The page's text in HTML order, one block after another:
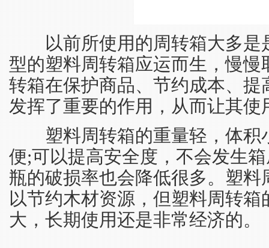
以前所使用的周转箱大多是
型的塑料周转箱应运而生，慢慢
转箱在保护商品、节约成本、提
发挥了重要的作用，从而让其使
塑料周转箱的重量轻，体积
便;可以提高安全度，不会发生
瓶的破损率也会降低很多。塑料
以节约木材资源，但塑料周转
大，长期使用还是非常经济的。